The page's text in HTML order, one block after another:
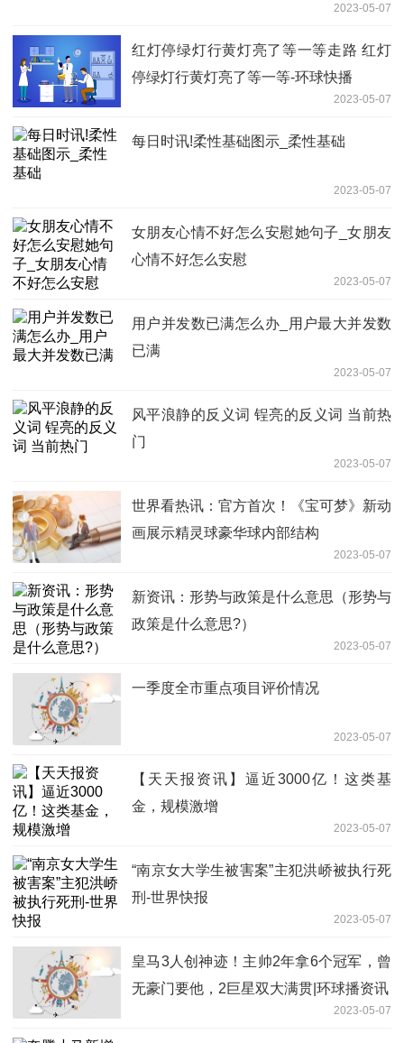
2023-05-07
红灯停绿灯行黄灯亮了等一等走路 红灯
停绿灯行黄灯亮了等一等-环球快播
2023-05-07
每日时讯!柔性基础图示_柔性基础
2023-05-07
女朋友心情不好怎么安慰她句子_女朋友
心情不好怎么安慰
2023-05-07
用户并发数已满怎么办_用户最大并发数
已满
2023-05-07
风平浪静的反义词 锃亮的反义词 当前热
门
2023-05-07
世界看热讯：官方首次！《宝可梦》新动
画展示精灵球豪华球内部结构
2023-05-07
新资讯：形势与政策是什么意思（形势与
政策是什么意思?）
2023-05-07
一季度全市重点项目评价情况
2023-05-07
【天天报资讯】逼近3000亿！这类基
金，规模激增
2023-05-07
“南京女大学生被害案”主犯洪峤被执行死
刑-世界快报
2023-05-07
皇马3人创神迹！主帅2年拿6个冠军，曾
无豪门要他，2巨星双大满贯|环球播资讯
2023-05-07